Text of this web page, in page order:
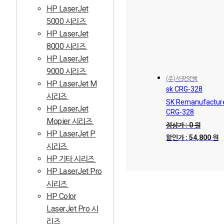
HP LaserJet
5000 시리즈
HP LaserJet
8000 시리즈
HP LaserJet
9000 시리즈
HP LaserJet M
시리즈
HP LaserJet
Mopier 시리즈
HP LaserJet P
시리즈
HP 기타 시리즈
HP LaserJet Pro
시리즈
HP Color
LaserJet Pro 시
리즈
(주)서광양행
sk CRG-328
SK
CRG-328
정상가 : 0 원
할인가 : 54,800 원